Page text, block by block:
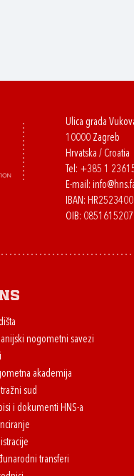
Ulica grada
10000 Zagreb
Hrvatska / Croatia
Tel: +385 1
E-mail:
IBAN:
OIB:
nogometni savezi
akademija
sud
i dokumenti HNS-a
transferi